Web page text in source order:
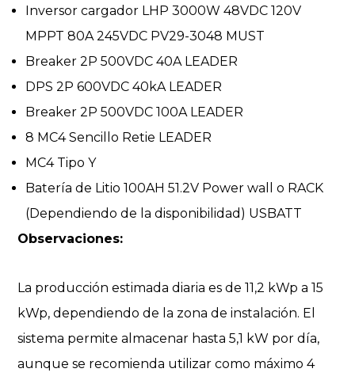
Inversor cargador LHP 3000W 48VDC 120V
MPPT 80A 245VDC PV29-3048 MUST
Breaker 2P 500VDC 40A LEADER
DPS 2P 600VDC 40kA LEADER
Breaker 2P 500VDC 100A LEADER
8 MC4 Sencillo Retie LEADER
MC4 Tipo Y
Batería de Litio 100AH 51.2V Power wall o RACK
(Dependiendo de la disponibilidad) USBATT
Observaciones:
La producción estimada diaria es de 11,2 kWp a 15
kWp, dependiendo de la zona de instalación. El
sistema permite almacenar hasta 5,1 kW por día,
aunque se recomienda utilizar como máximo 4